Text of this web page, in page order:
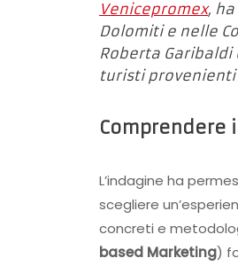
Venicepromex,
Dolomiti e nelle
Roberta
turisti provenienti
L’indagine ha
scegliere
concreti e
based Marketing)